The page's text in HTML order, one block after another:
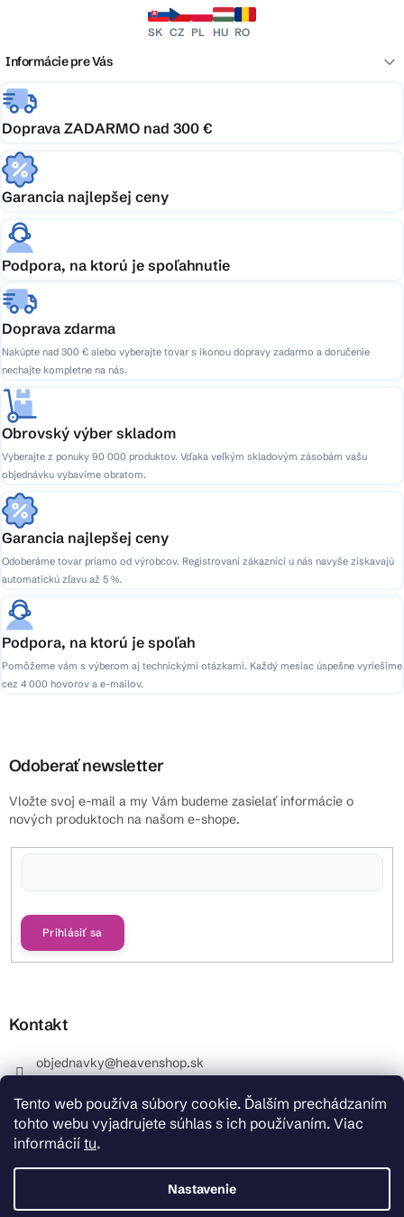
Tento web používa súbory cookie. Ďalším prechádzaním
tohto webu vyjadrujete súhlas s ich používaním. Viac
informácií tu.
Nastavenie
SK CZ PL HU RO
Informácie pre Vás
Doprava ZADARMO nad 300 €
Garancia najlepšej ceny
Podpora, na ktorú je spoľahnutie
Doprava zdarma
Nakúpte nad 300 € alebo vyberajte tovar s ikonou dopravy zadarmo a doručenie
nechajte kompletne na nás.
Obrovský výber skladom
Vyberajte z ponuky 90 000 produktov. Vďaka veľkým skladovým zásobám vašu
objednávku vybavíme obratom.
Garancia najlepšej ceny
Odoberáme tovar priamo od výrobcov. Registrovaní zákazníci u nás navyše získavajú
automatickú zľavu až 5 %.
Podpora, na ktorú je spoľah
Pomôžeme vám s výberom aj technickými otázkami. Každý mesiac úspešne vyriešime
cez 4 000 hovorov a e-mailov.
Odoberať newsletter
Vložte svoj e-mail a my Vám budeme zasielať informácie o
nových produktoch na našom e-shope.
Prihlásiť sa
Kontakt
objednavky@heavenshop.sk
_Info objednávky : +421 914 399 399 Pracovné dni od
8.00 hod. do 12.00 . REKLAMÁCIE : +421 914 399 399
HeavenShop.sk
HeavenShop.sk